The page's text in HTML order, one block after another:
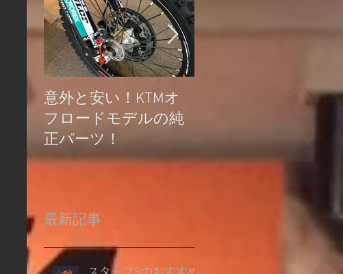
意外と安い！KTMオ
フロードモデルの純
正パーツ！
公道走行不可モデル
最新記事